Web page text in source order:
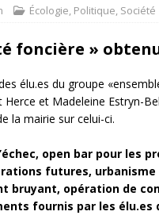
Écologie, Politique, Société
foncière »
élu.es du groupe
Herce et Madeleine Estryn-
la mairie sur celui-ci.
open bar pour les
futures,
bruyant, opération de
fournis par les élu.es